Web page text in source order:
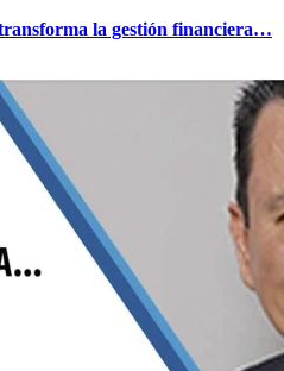
la gestión financiera…